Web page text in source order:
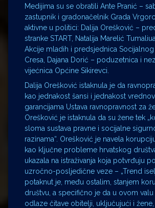
Medijima su se obratili Ante Pranić –
zastupnik i gradonačelnik Grada
aktivne u politici: Dalija Orešković –
stranke START, Natalija Marelić
Akcije mladih i predsjednica Socijalnog
Cresa, Dajana Dorić – poduzetnica i
vijećnica Općine Sikirevci.
Dalija Orešković istaknula je da
kao jednakost šansi i jednakost
garancijama Ustava ravnopravnost za
Orešković je istaknula da su žene tek
sloma sustava pravne i socijalne
razinama“. Orešković je navela
kao ključne probleme hrvatskog
ukazala na istraživanja koja potvrđuju
uzročno-posljedične veze – „Trend
potaknut je, među ostalim, stanjem
društvu, a specifično je da u ovom valu
odlaze čitave obitelji, uključujući i